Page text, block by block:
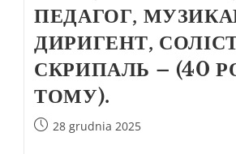
ПЕДАГОГ,
ДИРИГЕНТ,
СКРИПАЛЬ – (40
ТОМУ).
28 grudnia 2025